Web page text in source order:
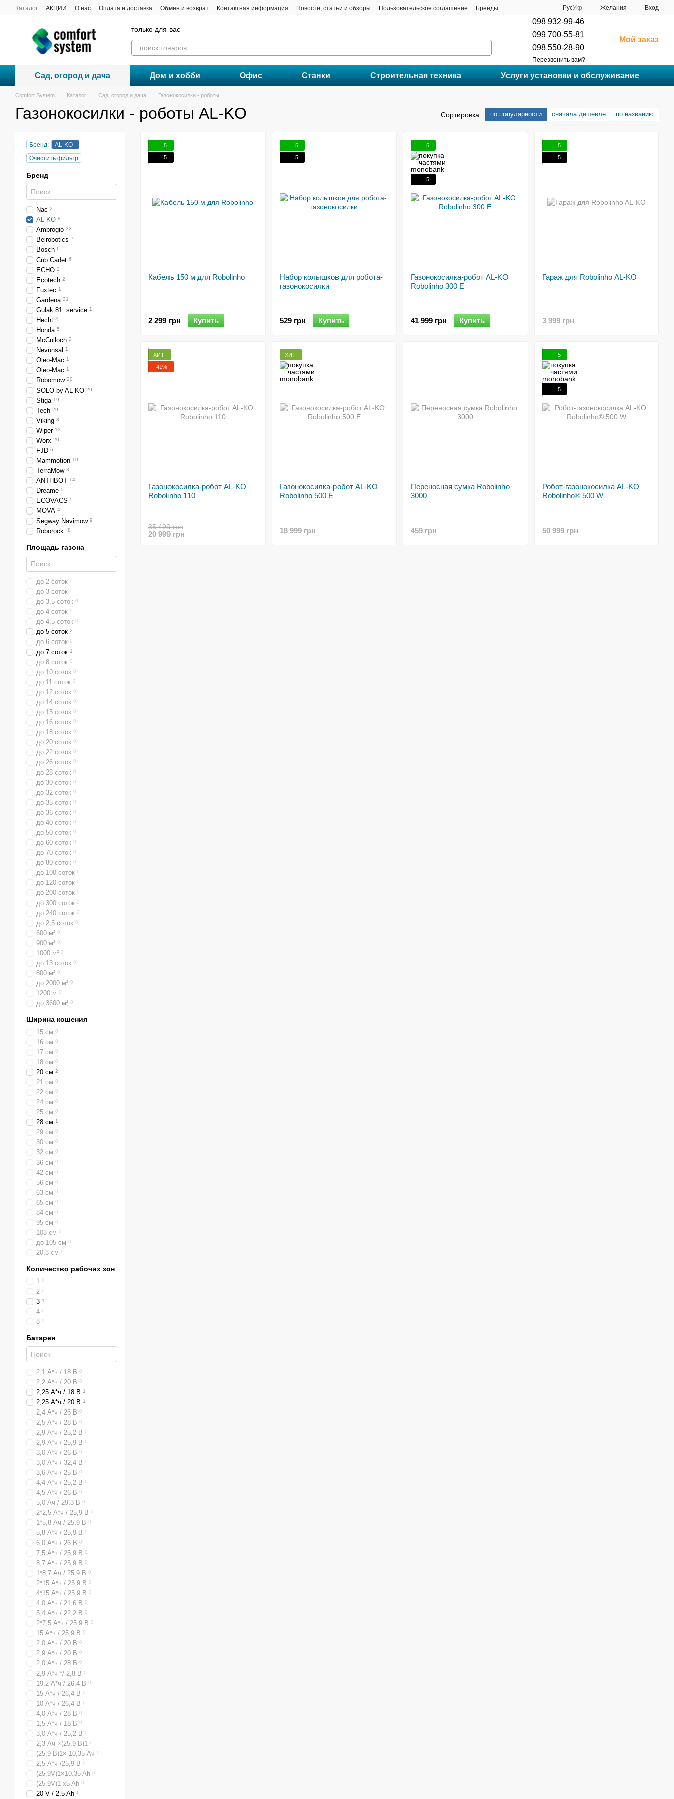
Перейти к основному контенту
Каталог АКЦИИ О нас Оплата и доставка Обмен и возврат Контактная информация Новости, статьи и обзоры Пользовательское соглашение
Бренды
РусУкр Желания Вход
только для вас
098 932-99-46
099 700-55-81
098 550-28-90
Перезвонить вам?
Мой заказ
Сад, огород и дача Дом и хобби Офис Станки Строительная техника Услуги установки и обслуживание
Comfort System Каталог Сад, огород и дача Газонокосилки - роботы
Газонокосилки - роботы AL-KO Сортировка: по популярности сначала дешевле по названию
5
5
Кабель 150 м для Robolinho
2 299 грн Купить
5
5
Набор колышков для робота-
газонокосилки
529 грн Купить
5
5
Газонокосилка-робот AL-KO
Robolinho 300 E
41 999 грн Купить
5
5
Гараж для Robolinho AL-KO
3 999 грн
ХИТ
−41%
Газонокосилка-робот AL-KO
Robolinho 110
35 499 грн
20 999 грн
ХИТ
Газонокосилка-робот AL-KO
Robolinho 500 E
18 999 грн
Переносная сумка Robolinho
3000
459 грн
5
5
Робот-газонокосилка AL-KO
Robolinho® 500 W
50 999 грн
Бренд:
AL-KO
Очистить фильтр
Бренд
Nac 2
AL-KO 8
Ambrogio 32
Belrobotics 7
Bosch 6
Cub Cadet 6
ECHO 2
Ecotech 2
Fuxtec 1
Gardena 21
Gulak 81: service 1
Hecht 4
Honda 5
McCulloch 2
Nevunsal 1
Oleo-Mac 1
Oleo-Mac 1
Robomow 20
SOLO by AL-KO 20
Stiga 19
Tech 29
Viking 3
Wiper 13
Worx 20
FJD 6
Mammotion 10
TerraMow 3
ANTHBOT 14
Dreame 5
ECOVACS 5
MOVA 4
Segway Navimow 9
Roborock 8
Площадь газона
до 2 соток 0
до 3 соток 0
до 3,5 соток 0
до 4 соток 0
до 4,5 соток 0
до 5 соток 2
до 6 соток 0
до 7 соток 1
до 8 соток 0
до 10 соток 0
до 11 соток 0
до 12 соток 0
до 14 соток 0
до 15 соток 0
до 16 соток 0
до 18 соток 0
до 20 соток 0
до 22 соток 0
до 26 соток 0
до 28 соток 0
до 30 соток 0
до 32 соток 0
до 35 соток 0
до 36 соток 0
до 40 соток 0
до 50 соток 0
до 60 соток 0
до 70 соток 0
до 80 соток 0
до 100 соток 0
до 120 соток 0
до 200 соток 0
до 300 соток 0
до 240 соток 0
до 2,5 соток 0
600 м² 0
900 м² 0
1000 м² 0
до 13 соток 0
800 м² 0
до 2000 м² 0
1200 м 0
до 3600 м² 0
Ширина кошения
15 см 0
16 см 0
17 см 0
18 см 0
20 см 2
21 см 0
22 см 0
24 см 0
25 см 0
28 см 1
29 см 0
30 см 0
32 см 0
36 см 0
42 см 0
56 см 0
63 см 0
65 см 0
84 см 0
95 см 0
103 см 0
до 105 см 0
20,3 см 0
Количество рабочих зон
1 0
2 0
3 1
4 0
8 0
Батарея
2,1 А*ч / 18 В 0
2,2 А*ч / 20 В 0
2,25 А*ч / 18 В 1
2,25 А*ч / 20 В 1
2,4 А*ч / 26 В 0
2,5 А*ч / 28 В 0
2,9 А*ч / 25,2 В 0
2,9 А*ч / 25,9 В 0
3,0 А*ч / 26 В 0
3,0 А*ч / 32,4 В 0
3,6 А*ч / 25 В 0
4,4 А*ч / 25,2 В 0
4,5 А*ч / 26 В 0
5,0 Ач / 29,3 В 0
2*2,5 А*ч / 25,9 В 0
1*5,8 Ач / 25,9 В 0
5,8 А*ч / 25,9 В 0
6,0 А*ч / 26 В 0
7,5 А*ч / 25,9 В 0
8,7 А*ч / 25,9 В 0
1*8,7 Ач / 25,9 В 0
2*15 А*ч / 25,9 В 0
4*15 А*ч / 25,9 В 0
4,0 А*ч / 21,6 В 0
5,4 А*ч / 22,2 В 0
2*7,5 А*ч / 25,9 В 0
15 А*ч / 25,9 В 0
2,0 А*ч / 20 В 0
2,9 А*ч / 20 В 0
2,0 А*ч / 28 В 0
2,9 А*ч */ 2,8 В 0
19,2 А*ч / 26,4 В 0
15 А*ч / 26,4 В 0
10 А*ч / 26,4 В 0
4,0 А*ч / 28 В 0
1,5 А*ч / 18 В 0
3,0 А*ч / 25,2 В 0
2,3 Ач ×(25,9 В)1 0
(25,9 В)1× 10,35 Ач 0
2,5 А*ч /25,9 В 0
(25,9V)1×10.35 Ah 0
(25,9V)1 x5 Ah 0
20 V / 2.5 Ah 1